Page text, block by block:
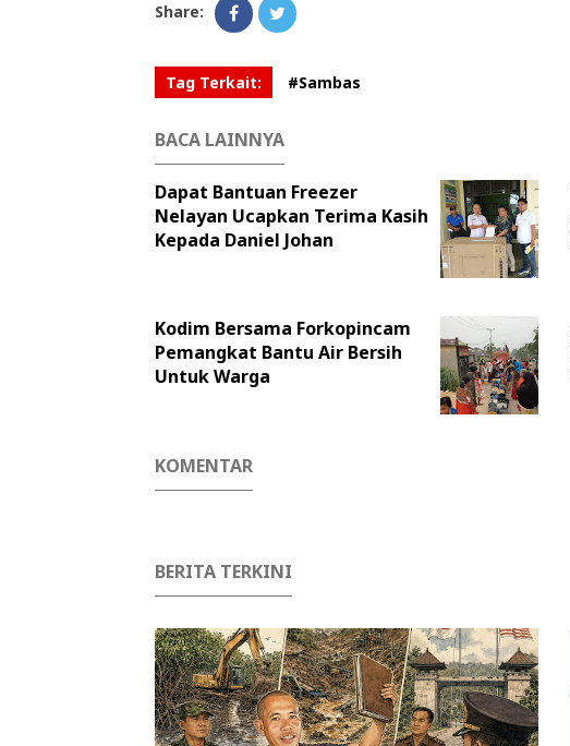
Share:
Tag Terkait: #Sambas
BACA LAINNYA
Dapat Bantuan Freezer
Nelayan Ucapkan Terima Kasih
Kepada Daniel Johan
Kodim Bersama Forkopincam
Pemangkat Bantu Air Bersih
Untuk Warga
KOMENTAR
BERITA TERKINI